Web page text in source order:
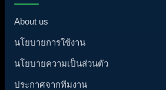
About us
นโยบายการใช้งาน
นโยบายความเป็นส่วนตัว
ประกาศจากทีมงาน